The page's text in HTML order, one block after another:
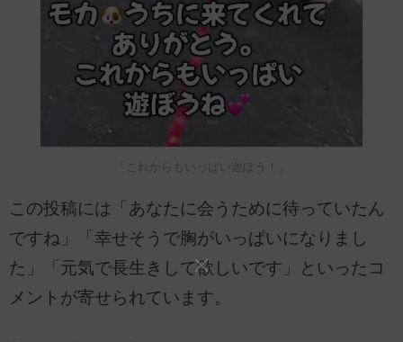
「これからもいっぱい遊ぼう！」
この投稿には「あなたに会うために待っていたん
ですね」「幸せそうで胸がいっぱいになりまし
た」「元気で長生きして欲しいです」といったコ
メントが寄せられています。